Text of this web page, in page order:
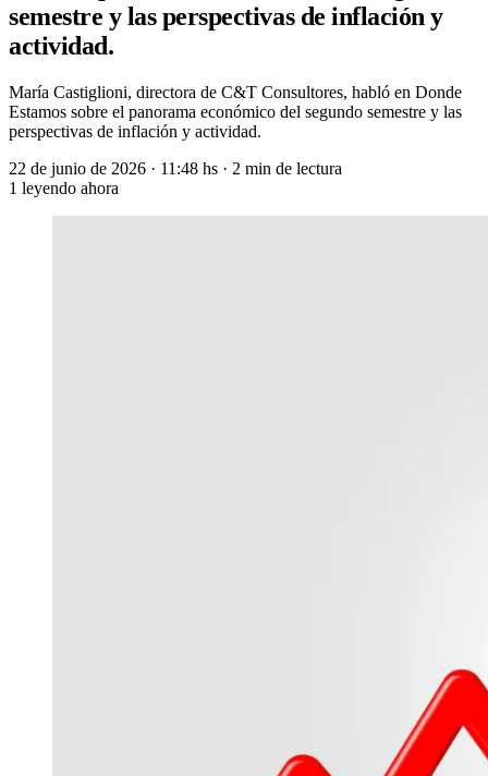
semestre y las perspectivas de inflación y
actividad.
María Castiglioni, directora de C&T Consultores, habló en Donde
Estamos sobre el panorama económico del segundo semestre y las
perspectivas de inflación y actividad.
22 de junio de 2026 · 11:48 hs · 2 min de lectura
1 leyendo ahora